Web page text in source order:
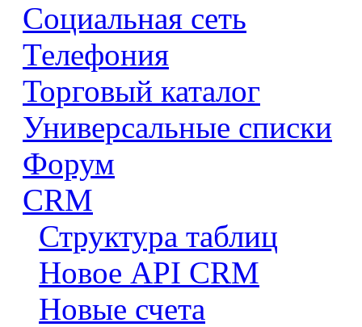
Социальная сеть
Телефония
Торговый каталог
Универсальные списки
Форум
CRM
Структура таблиц
Новое API CRM
Новые счета